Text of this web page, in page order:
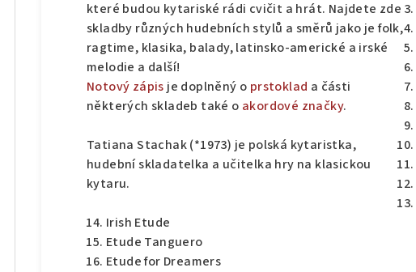
které budou kytariské rádi cvičit a hrát. Najdete zde
skladby různých hudebních stylů a směrů jako je folk,
ragtime, klasika, balady, latinsko-americké a irské
melodie a další!
Notový zápis je doplněný o prstoklad a části
některých skladeb také o akordové značky.
Tatiana Stachak (*1973) je polská kytaristka,
hudební skladatelka a učitelka hry na klasickou
kytaru.
Irish Etude
Etude Tanguero
Etude for Dreamers